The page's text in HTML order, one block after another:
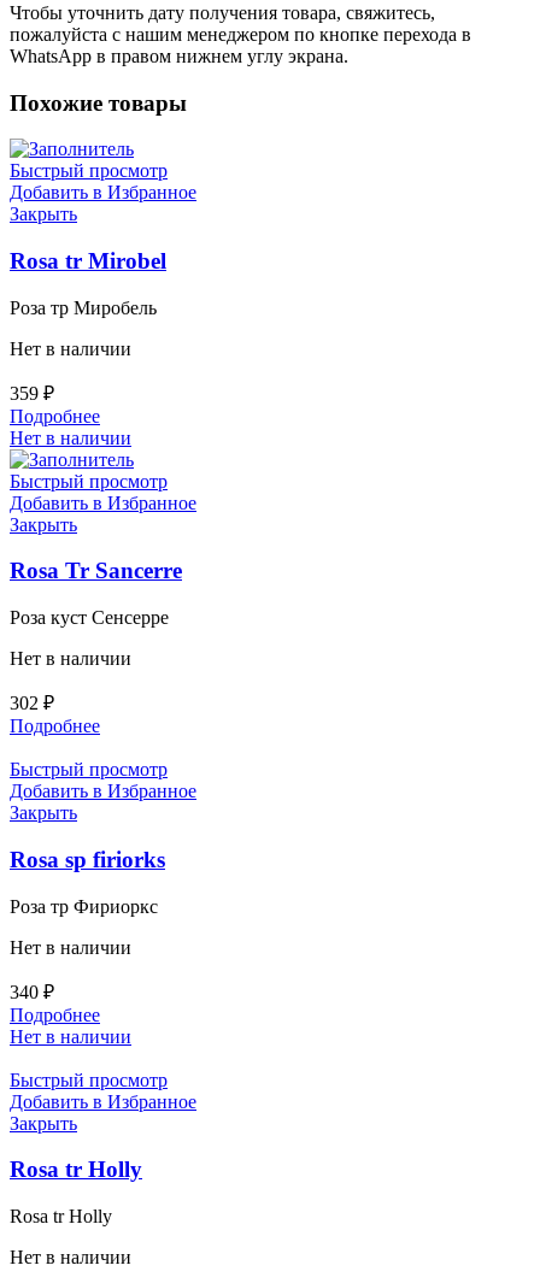
Чтобы уточнить дату получения товара, свяжитесь,
пожалуйста с нашим менеджером по кнопке перехода в
WhatsApp в правом нижнем углу экрана.
Похожие товары
Быстрый просмотр
Добавить в Избранное
Закрыть
Rosa tr Mirobel
Роза тр Миробель
Нет в наличии
359 ₽
Подробнее
Нет в наличии
Быстрый просмотр
Добавить в Избранное
Закрыть
Rosa Tr Sancerre
Роза куст Сенсерре
Нет в наличии
302 ₽
Подробнее
Быстрый просмотр
Добавить в Избранное
Закрыть
Rosa sp firiorks
Роза тр Фириоркс
Нет в наличии
340 ₽
Подробнее
Нет в наличии
Быстрый просмотр
Добавить в Избранное
Закрыть
Rosa tr Holly
Rosa tr Holly
Нет в наличии